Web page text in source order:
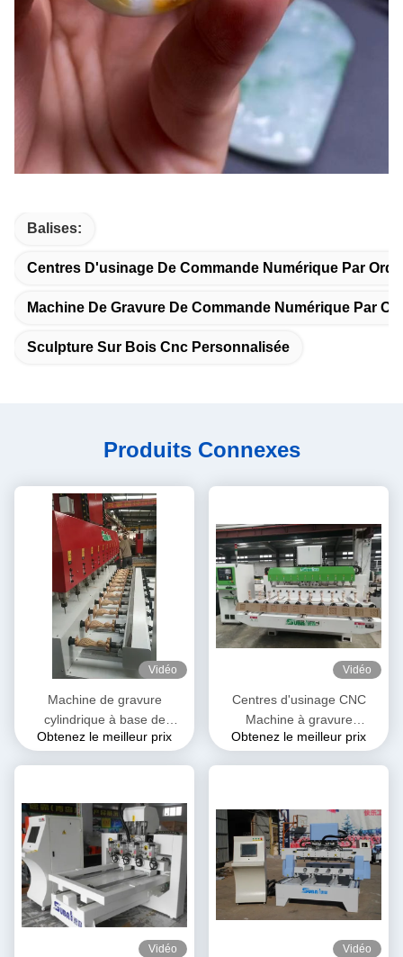
Balises:
Centres D'usinage De Commande Numérique Par
Machine De Gravure De Commande Numérique Par
Sculpture Sur Bois Cnc Personnalisée
Produits Connexes
Vidéo
Machine de gravure
cylindrique à base de
colonne romaine
Obtenez le meilleur prix
Vidéo
Centres d'usinage CNC
Machine à gravure
cylindrique pour le traitement
Obtenez le meilleur prix
Vidéo Vidéo